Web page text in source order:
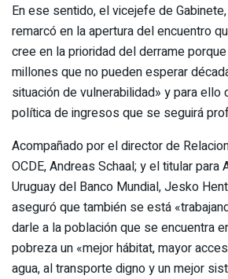
En ese sentido, el vicejefe de
remarcó en la apertura del encuentro
cree en la prioridad del derrame
millones que no pueden esperar
situación de vulnerabilidad» y para
política de ingresos que se seguirá
Acompañado por el director de
OCDE, Andreas Schaal; y el titular para
Uruguay del Banco Mundial, Jesko
aseguró que también se está
darle a la población que se encuentra
pobreza un «mejor hábitat, mayor
agua, al transporte digno y un mejor